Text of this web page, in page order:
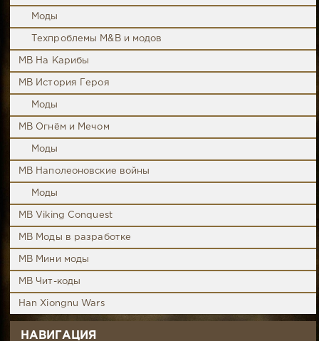
Моды
Техпроблемы M&B и модов
MB На Карибы
MB История Героя
Моды
MB Огнём и Мечом
Моды
MB Наполеоновские войны
Моды
MB Viking Conquest
MB Моды в разработке
MB Мини моды
MB Чит-коды
Han Xiongnu Wars
НАВИГАЦИЯ